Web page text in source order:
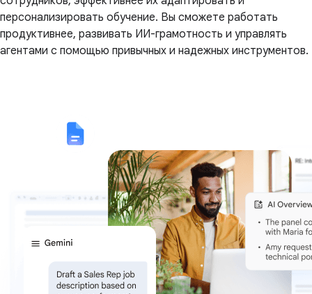
персонализировать обучение. Вы сможете работать
продуктивнее, развивать ИИ-грамотность и управлять
агентами с помощью привычных и надежных инструментов.